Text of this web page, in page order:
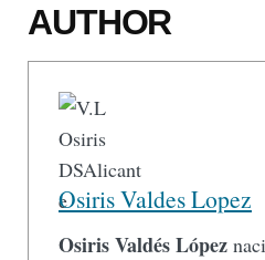
AUTHOR
Osiris Valdes Lopez
Osiris Valdés López